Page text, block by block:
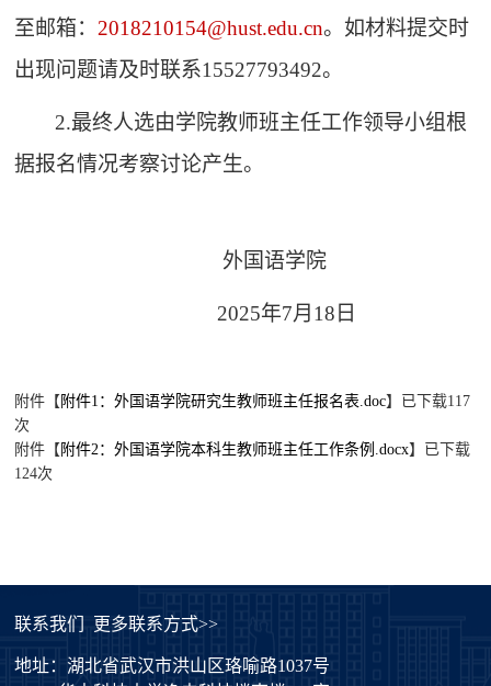
至邮箱： 2018210154@hust.edu.cn。如材料提交时
出现问题请及时联系15527793492。
2.最终人选由学院教师班主任工作领导小组根
据报名情况考察讨论产生。
外国语学院
2025年7月18日
附件【 附件1：外国语学院研究生教师班主任报名表.doc】已下载117
次
附件【 附件2：外国语学院本科生教师班主任工作条例.docx】已下载
124次
联系我们 更多联系方式>>
地址：湖北省武汉市洪山区珞喻路1037号